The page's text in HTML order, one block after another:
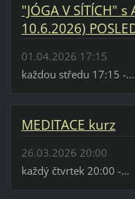
"JÓGA V SÍTÍCH"
10.6.2026)
01.04.2026 17:15
každou středu 17:15 -...
MEDITACE kurz
26.03.2026 20:00
každý čtvrtek 20:00 -...